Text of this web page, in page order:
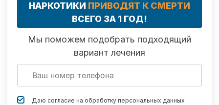
НАРКОТИКИ ПРИВОДЯТ К СМЕРТИ
ВСЕГО ЗА 1 ГОД!
Мы поможем подобрать подходящий
вариант лечения
Даю согласие на обработку персональных данных